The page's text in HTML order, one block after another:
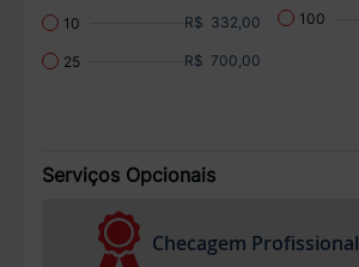
10 R$ 332,00
25 R$ 700,00
100
Serviços Opcionais
Checagem Profissional